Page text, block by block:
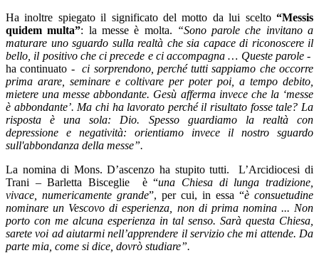
Ha inoltre spiegato il significato del motto da lui scelto “Messis
quidem multa”: la messe è molta. “Sono parole che invitano a
maturare uno sguardo sulla realtà che sia capace di riconoscere il
bello, il positivo che ci precede e ci accompagna … Queste parole-
ha continuato -ci sorprendono, perché tutti sappiamo che occorre
prima arare, seminare e coltivare per poter poi, a tempo debito,
mietere una messe abbondante. Gesù afferma invece che la ‘messe
è abbondante’. Ma chi ha lavorato perché il risultato fosse tale? La
risposta è una sola: Dio. Spesso guardiamo la realtà con
depressione e negatività: orientiamo invece il nostro sguardo
sull'abbondanza della messe”.
La nomina di Mons. D’ascenzo ha stupito tutti. L’Arcidiocesi di
Trani – Barletta Bisceglie è “una Chiesa di lunga tradizione,
vivace, numericamente grande”, per cui, in essa “è consuetudine
nominare un Vescovo di esperienza, non di prima nomina ... Non
porto con me alcuna esperienza in tal senso. Sarà questa Chiesa,
sarete voi ad aiutarmi nell’apprendere il servizio che mi attende. Da
parte mia, come si dice, dovrò studiare”.